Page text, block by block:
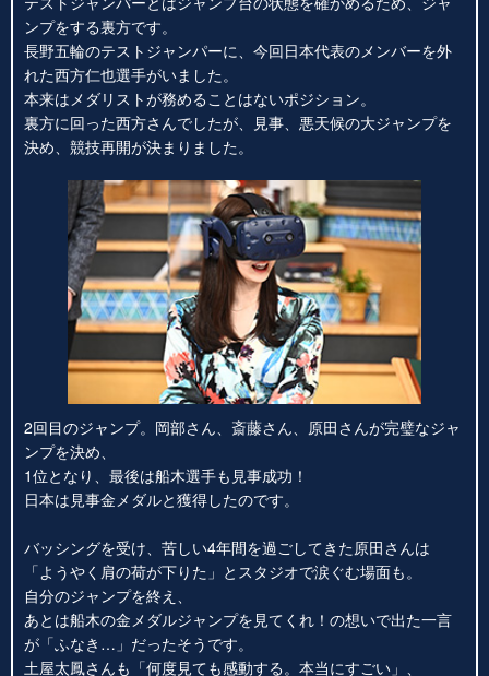
ンプをする裏方です。
長野五輪のテストジャンパーに、今回日本代表のメンバーを外
れた西方仁也選手がいました。
本来はメダリストが務めることはないポジション。
裏方に回った西方さんでしたが、見事、悪天候の大ジャンプを
決め、競技再開が決まりました。
2回目のジャンプ。岡部さん、斎藤さん、原田さんが完璧なジャ
ンプを決め、
1位となり、最後は船木選手も見事成功！
日本は見事金メダルと獲得したのです。
バッシングを受け、苦しい4年間を過ごしてきた原田さんは
「ようやく肩の荷が下りた」とスタジオで涙ぐむ場面も。
自分のジャンプを終え、
あとは船木の金メダルジャンプを見てくれ！の想いで出た一言
が「ふなき…」だったそうです。
土屋太鳳さんも「何度見ても感動する。本当にすごい」、